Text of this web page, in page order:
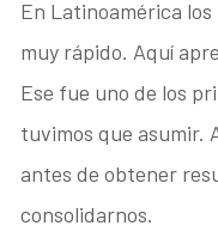
En Latinoamérica
muy rápido. Aquí
Ese fue uno de los
tuvimos que asumir.
antes de obtener
consolidarnos.